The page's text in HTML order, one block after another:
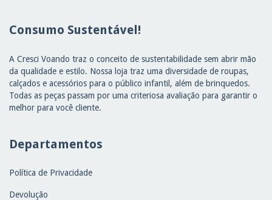
Consumo Sustentável!
A Cresci Voando traz o conceito de sustentabilidade sem abrir mão
da qualidade e estilo. Nossa loja traz uma diversidade de roupas,
calçados e acessórios para o público infantil, além de brinquedos.
Todas as peças passam por uma criteriosa avaliação para garantir o
melhor para você cliente.
Departamentos
Política de Privacidade
Devolução